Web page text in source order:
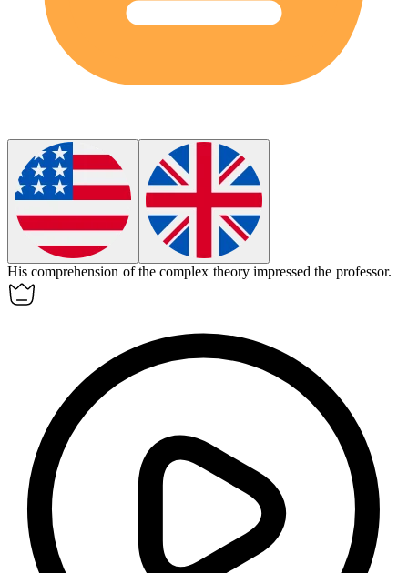
Hiscomprehension of the complex theory impressed the professor.